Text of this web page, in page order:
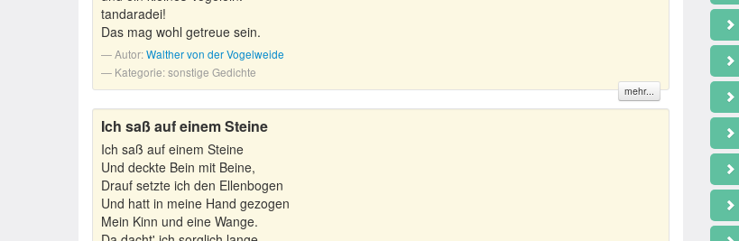
tandaradei!
Das mag wohl getreue sein.
Autor:Walther von der Vogelweide
Kategorie: sonstige Gedichte
mehr...
Ich saß auf einem Steine
Ich saß auf einem Steine
Und deckte Bein mit Beine,
Drauf setzte ich den Ellenbogen
Und hatt in meine Hand gezogen
Mein Kinn und eine Wange.